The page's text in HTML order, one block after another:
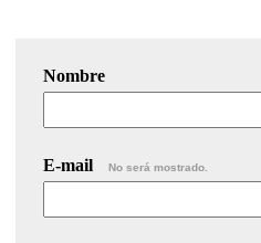
Nombre
E-mail No será mostrado.